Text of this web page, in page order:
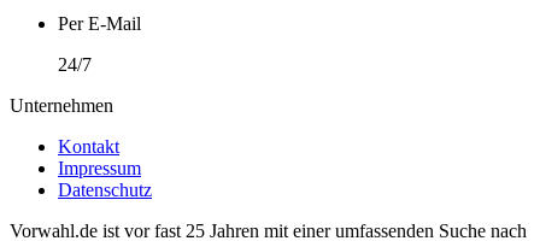
Per E-Mail
24/7
Unternehmen
Kontakt
Impressum
Datenschutz
Vorwahl.de ist vor fast 25 Jahren mit einer umfassenden Suche nach